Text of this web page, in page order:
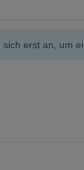
sich erst an, um